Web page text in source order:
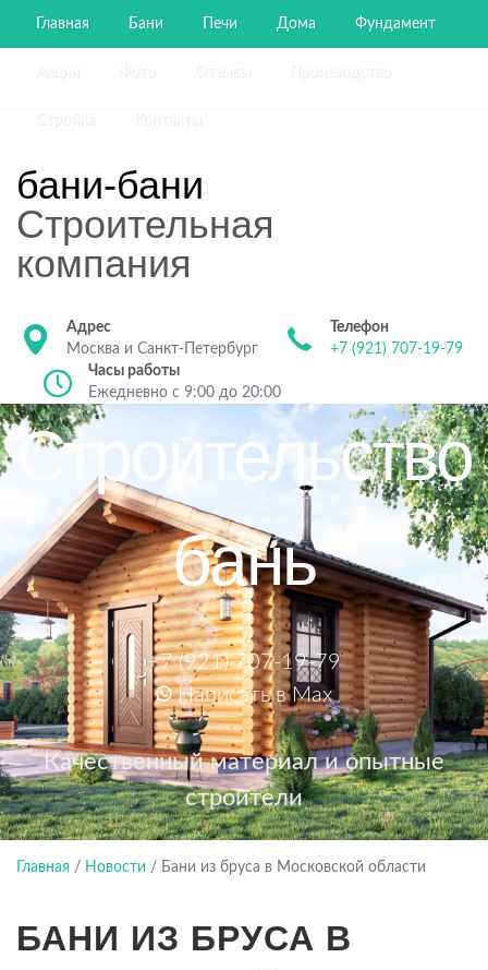
Главная Бани Печи Дома Фундамент
бани-бани
Строительная
компания
Адрес
Москва и Санкт-Петербург
Телефон
+7 (921) 707-19-79
Часы работы
Ежедневно с 9:00 до 20:00
Строительство
бань
+7 (921) 707-19-79
Написать в Max
Качественный материал и опытные
строители
Главная / Новости / Бани из бруса в Московской области
БАНИ ИЗ БРУСА В